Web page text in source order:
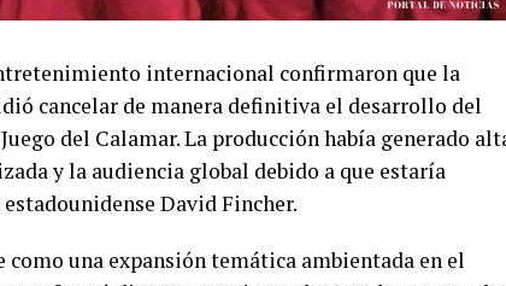
internacional confirmaron que la
cancelar de manera definitiva el desarrollo del
del Calamar. La producción había generado
y la audiencia global debido a que estaría
David Fincher.
una expansión temática ambientada en el